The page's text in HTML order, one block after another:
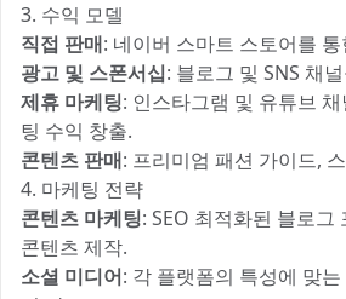
3. 수익 모델
직접 판매: 네이버 스마트 스토어를
광고 및 스폰서십: 블로그 및 SNS 채
제휴 마케팅: 인스타그램 및 유튜브
팅 수익 창출.
콘텐츠 판매: 프리미엄 패션 가이드,
4. 마케팅 전략
콘텐츠 마케팅: SEO 최적화된 블로그
콘텐츠 제작.
소셜 미디어: 각 플랫폼의 특성에 맞